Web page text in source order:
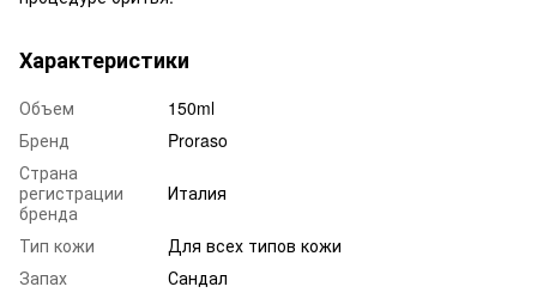
Характеристики
Объем
150ml
Бренд
Proraso
Страна
регистрации
бренда
Италия
Тип кожи
Для всех типов кожи
Запах
Сандал